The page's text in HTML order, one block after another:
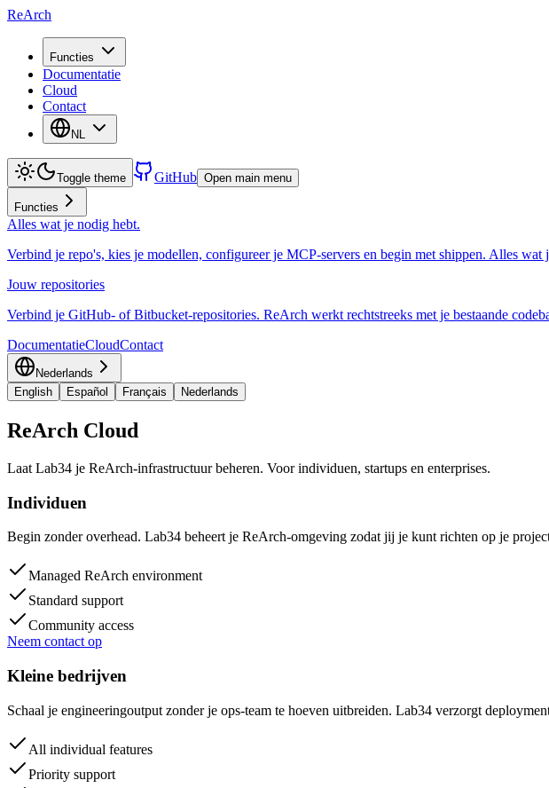
ReArch
Functies
Documentatie
Cloud
Contact
NL
Toggle theme GitHub Open main menu
Functies
Alles wat je nodig hebt.
Verbind je repo's, kies je modellen, configureer je MCP-servers en begin met shippen. Alles wat
Jouw repositories
Verbind je GitHub- of Bitbucket-repositories. ReArch werkt rechtstreeks met je bestaande
DocumentatieCloudContact
Nederlands
English
Español Français Nederlands
ReArch Cloud
Laat Lab34 je ReArch-infrastructuur beheren. Voor individuen, startups en enterprises.
Individuen
Begin zonder overhead. Lab34 beheert je ReArch-omgeving zodat jij je kunt richten op je
Managed ReArch environment
Standard support
Community access
Neem contact op
Kleine bedrijven
Schaal je engineeringoutput zonder je ops-team te hoeven uitbreiden. Lab34 verzorgt
All individual features
Priority support